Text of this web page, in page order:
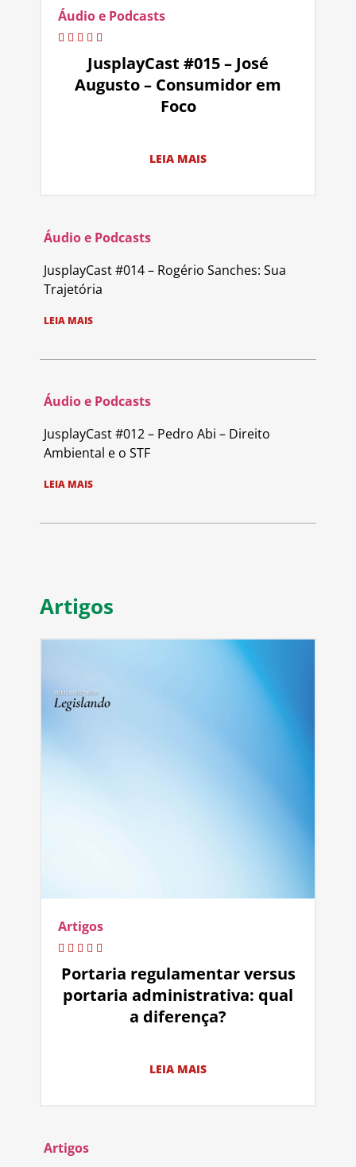
Áudio e Podcasts
JusplayCast #015 – José
Augusto – Consumidor em
Foco
LEIA MAIS
Áudio e Podcasts
JusplayCast #014 – Rogério Sanches: Sua
Trajetória
LEIA MAIS
Áudio e Podcasts
JusplayCast #012 – Pedro Abi – Direito
Ambiental e o STF
LEIA MAIS
Artigos
Artigos
Portaria regulamentar versus
portaria administrativa: qual
a diferença?
LEIA MAIS
Artigos